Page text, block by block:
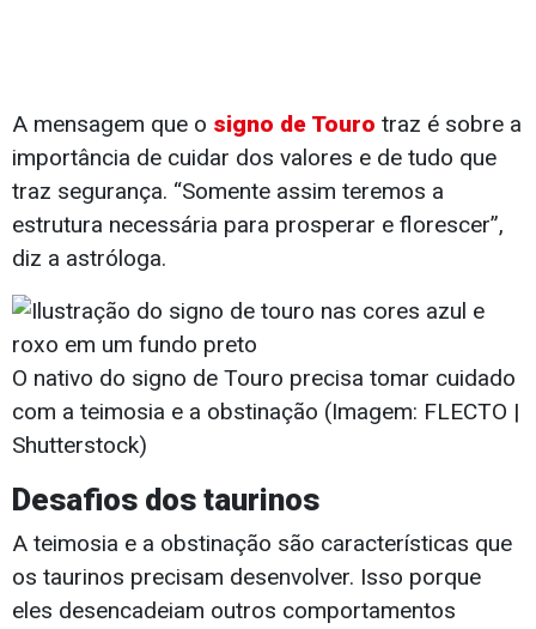
A mensagem que o signo de Touro traz é sobre a
importância de cuidar dos valores e de tudo que
traz segurança. “Somente assim teremos a
estrutura necessária para prosperar e florescer”,
diz a astróloga.
O nativo do signo de Touro precisa tomar cuidado
com a teimosia e a obstinação (Imagem: FLECTO |
Shutterstock)
Desafios dos taurinos
A teimosia e a obstinação são características que
os taurinos precisam desenvolver. Isso porque
eles desencadeiam outros comportamentos